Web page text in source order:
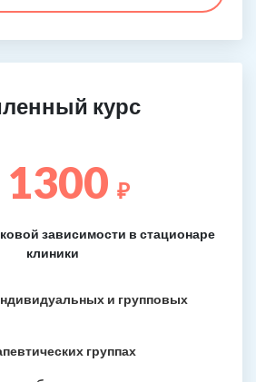
курс
1300 ₽
зависимости в стационаре
клиники
и групповых
группах